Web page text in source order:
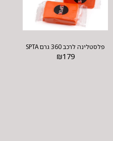
פלסטלינה לרכב 360 גרם SPTA
₪179